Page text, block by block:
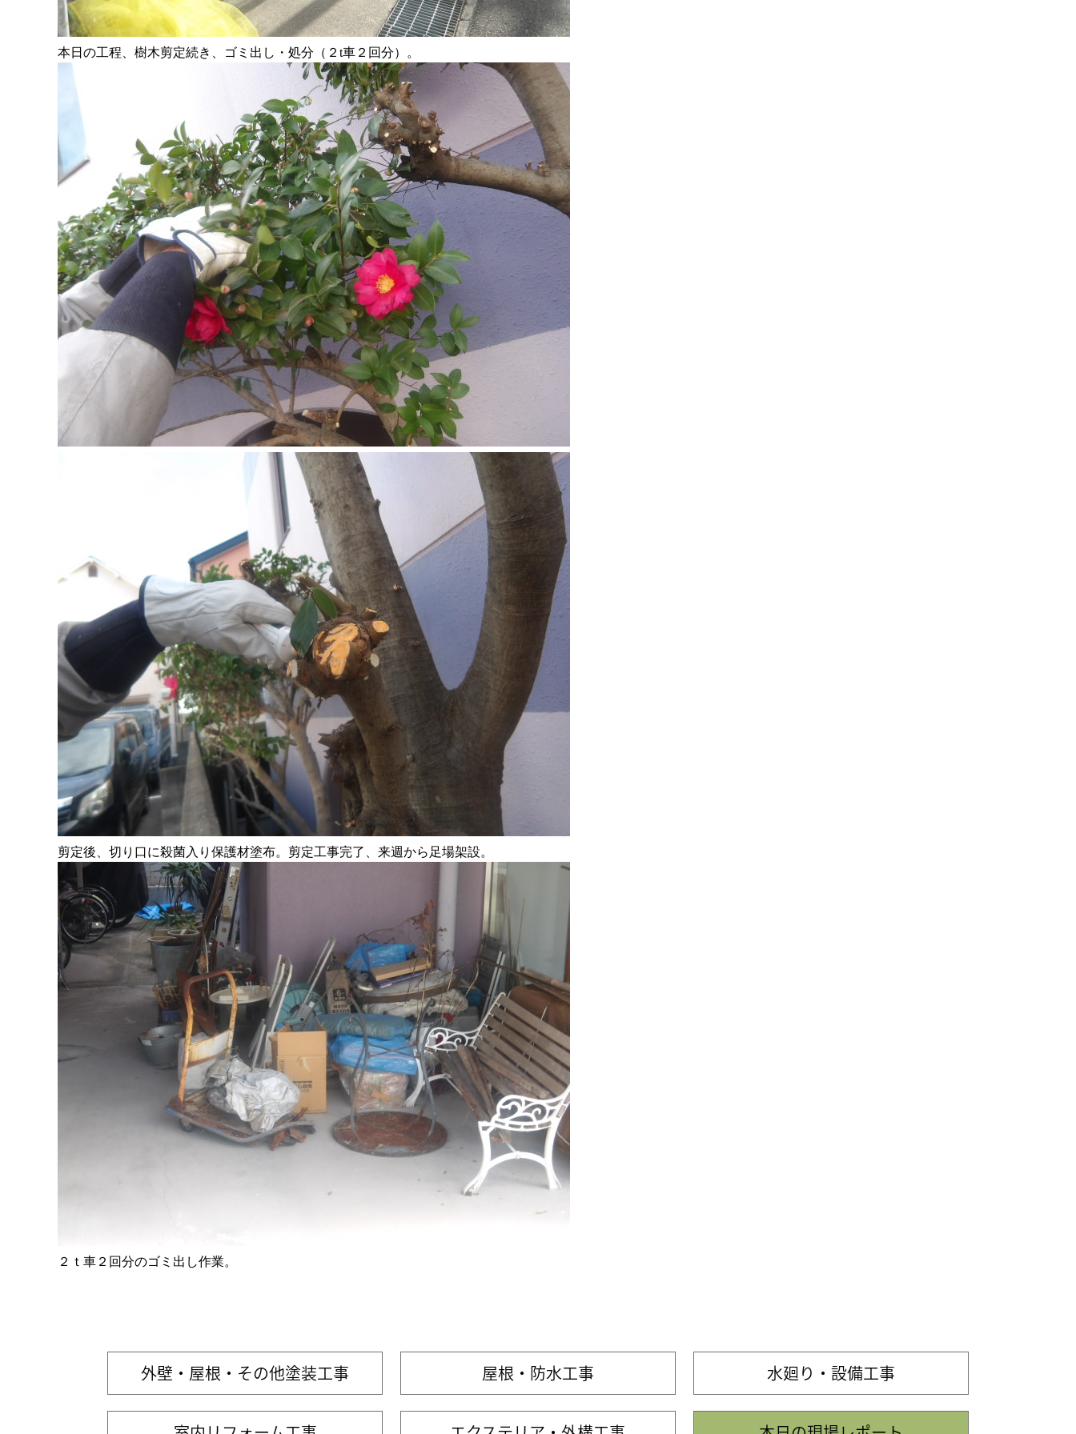
本日の工程、樹木剪定続き、ゴミ出し・処分（２t車２回分）。
剪定後、切り口に殺菌入り保護材塗布。剪定工事完了、来週から足場架設。
２ｔ車２回分のゴミ出し作業。
外壁・屋根・その他塗装工事 屋根・防水工事 水廻り・設備工事